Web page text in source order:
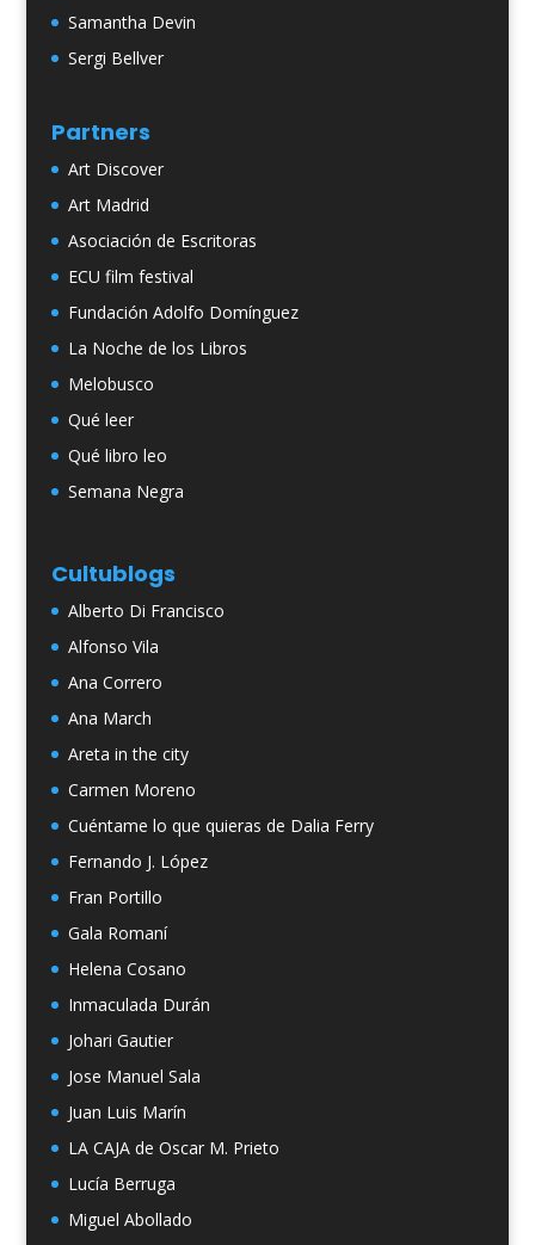
Samantha Devin
Sergi Bellver
Partners
Art Discover
Art Madrid
Asociación de Escritoras
ECU film festival
Fundación Adolfo Domínguez
La Noche de los Libros
Melobusco
Qué leer
Qué libro leo
Semana Negra
Cultublogs
Alberto Di Francisco
Alfonso Vila
Ana Correro
Ana March
Areta in the city
Carmen Moreno
Cuéntame lo que quieras de Dalia Ferry
Fernando J. López
Fran Portillo
Gala Romaní
Helena Cosano
Inmaculada Durán
Johari Gautier
Jose Manuel Sala
Juan Luis Marín
LA CAJA de Oscar M. Prieto
Lucía Berruga
Miguel Abollado